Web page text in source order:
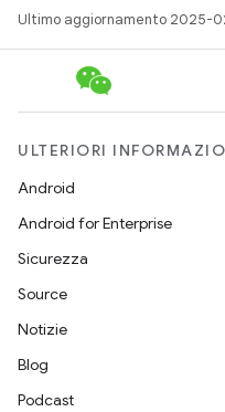
Ultimo aggiornamento 2025-
ULTERIORI
Android
Android for Enterprise
Sicurezza
Source
Notizie
Blog
Podcast